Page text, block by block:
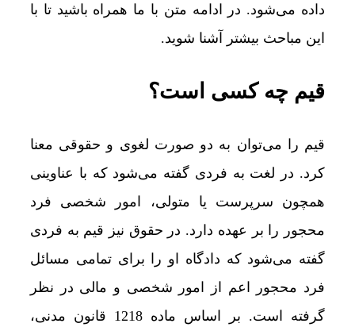
داده می‌شود. در ادامه متن با ما همراه باشید تا با
این مباحث بیشتر آشنا شوید.
قیم چه کسی است؟
قیم را می‌توان به دو صورت لغوی و حقوقی معنا
کرد. در لغت به فردی گفته می‌شود که با عناوینی
همچون سرپرست یا متولی، امور شخصی فرد
محجور را بر عهده دارد. در حقوق نیز قیم به فردی
گفته می‌شود که دادگاه او را برای تمامی مسائل
فرد محجور اعم از امور شخصی و مالی در نظر
گرفته است. بر اساس ماده 1218 قانون مدنی،